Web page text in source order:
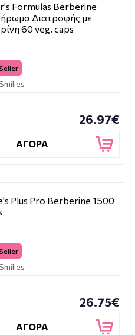
Formulas Berberine
Διατροφής με
60 veg. caps
26.97€
ΑΓΟΡΑ
Plus Pro Berberine 1500
26.75€
ΑΓΟΡΑ